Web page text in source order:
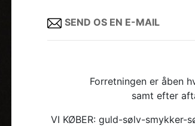
SEND OS EN E-MAIL
Forretningen er åben
samt efter
VI KØBER: guld-sølv-smykker-